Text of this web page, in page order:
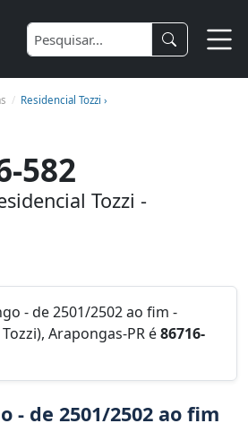
Residencial Tozzi ›
582
Tozzi -
- de 2501/2502 ao fim -
Arapongas-PR é86716-
- de 2501/2502 ao fim